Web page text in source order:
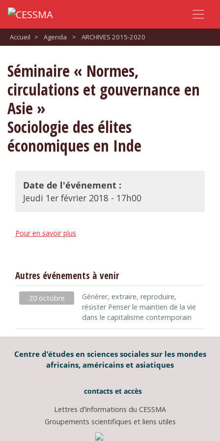
Accueil > Agenda > ARCHIVES 2015-2020
Séminaire « Normes,
circulations et gouvernance en
Asie »
Sociologie des élites
économiques en Inde
Date de l'événement :
Jeudi 1er février 2018 - 17h00
Pour en savoir plus
Autres événements à venir
20 octobre
Générer, extraire, reproduire,
résister Penser le maintien de la vie
dans le capitalisme contemporain
Centre d’études en sciences sociales sur les mondes
africains, américains et asiatiques
contacts et accès
Lettres d’Informations du CESSMA
Groupements scientifiques et liens utiles